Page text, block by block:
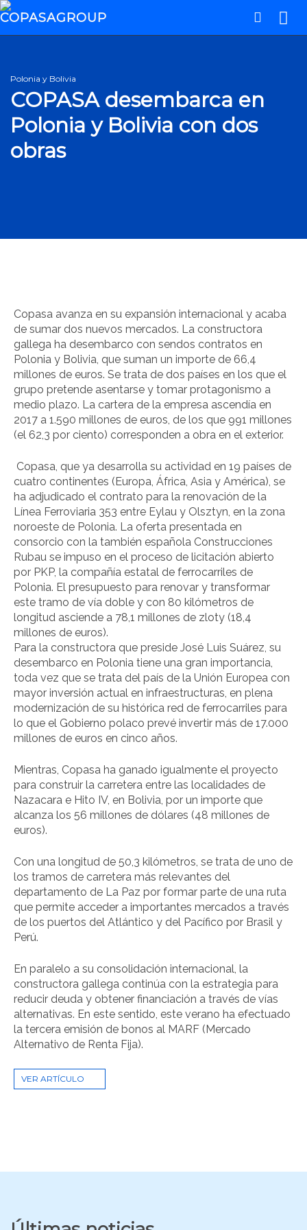
Polonia y Bolivia
COPASA desembarca en
Polonia y Bolivia con dos
obras
Copasa avanza en su expansión internacional y acaba
de sumar dos nuevos mercados. La constructora
gallega ha desembarco con sendos contratos en
Polonia y Bolivia, que suman un importe de 66,4
millones de euros. Se trata de dos países en los que el
grupo pretende asentarse y tomar protagonismo a
medio plazo. La cartera de la empresa ascendía en
2017 a 1.590 millones de euros, de los que 991 millones
(el 62,3 por ciento) corresponden a obra en el exterior.
Copasa, que ya desarrolla su actividad en 19 países de
cuatro continentes (Europa, África, Asia y América), se
ha adjudicado el contrato para la renovación de la
Línea Ferroviaria 353 entre Eylau y Olsztyn, en la zona
noroeste de Polonia. La oferta presentada en
consorcio con la también española Construcciones
Rubau se impuso en el proceso de licitación abierto
por PKP, la compañía estatal de ferrocarriles de
Polonia. El presupuesto para renovar y transformar
este tramo de vía doble y con 80 kilómetros de
longitud asciende a 78,1 millones de zloty (18,4
millones de euros).
Para la constructora que preside José Luis Suárez, su
desembarco en Polonia tiene una gran importancia,
toda vez que se trata del país de la Unión Europea con
mayor inversión actual en infraestructuras, en plena
modernización de su histórica red de ferrocarriles para
lo que el Gobierno polaco prevé invertir más de 17.000
millones de euros en cinco años.
Mientras, Copasa ha ganado igualmente el proyecto
para construir la carretera entre las localidades de
Nazacara e Hito IV, en Bolivia, por un importe que
alcanza los 56 millones de dólares (48 millones de
euros).
Con una longitud de 50,3 kilómetros, se trata de uno de
los tramos de carretera más relevantes del
departamento de La Paz por formar parte de una ruta
que permite acceder a importantes mercados a través
de los puertos del Atlántico y del Pacífico por Brasil y
Perú.
En paralelo a su consolidación internacional, la
constructora gallega continúa con la estrategia para
reducir deuda y obtener financiación a través de vías
alternativas. En este sentido, este verano ha efectuado
la tercera emisión de bonos al MARF (Mercado
Alternativo de Renta Fija).
VER ARTÍCULO